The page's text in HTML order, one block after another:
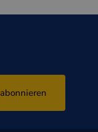
abonnieren